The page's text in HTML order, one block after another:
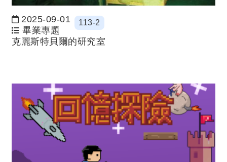
日期：
2025-09-01
畢業專題
113-2
克麗斯特貝爾的研究室